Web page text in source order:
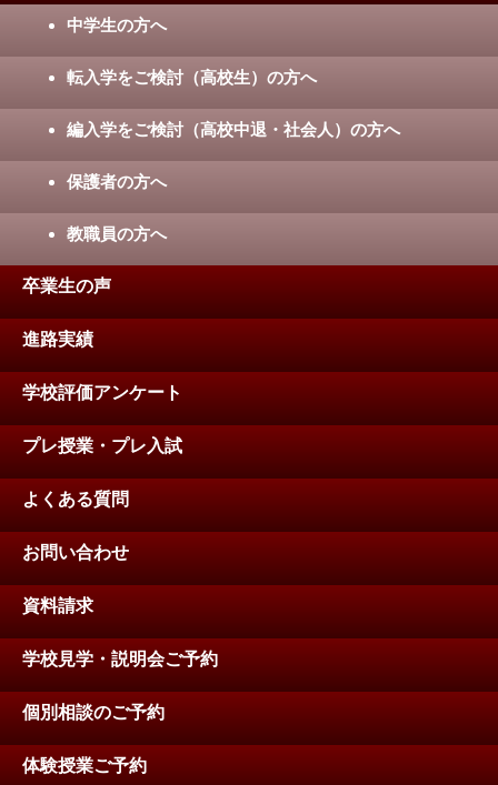
中学生の方へ
転入学をご検討（高校生）の方へ
編入学をご検討（高校中退・社会人）の方へ
保護者の方へ
教職員の方へ
卒業生の声
進路実績
学校評価アンケート
プレ授業・プレ入試
よくある質問
お問い合わせ
資料請求
学校見学・説明会ご予約
個別相談のご予約
体験授業ご予約